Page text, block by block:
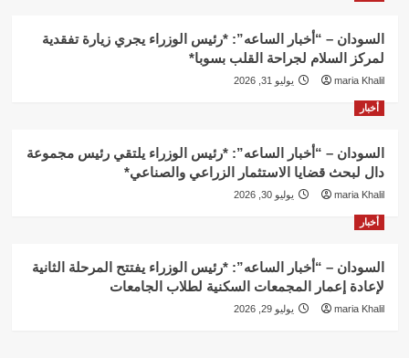
السودان – “أخبار الساعه”: *رئيس الوزراء يجري زيارة تفقدية
لمركز السلام لجراحة القلب بسوبا*
maria Khalil يوليو 31, 2026
أخبار
السودان – “أخبار الساعه”: *رئيس الوزراء يلتقي رئيس مجموعة
دال لبحث قضايا الاستثمار الزراعي والصناعي*
maria Khalil يوليو 30, 2026
أخبار
السودان – “أخبار الساعه”: *رئيس الوزراء يفتتح المرحلة الثانية
لإعادة إعمار المجمعات السكنية لطلاب الجامعات
maria Khalil يوليو 29, 2026